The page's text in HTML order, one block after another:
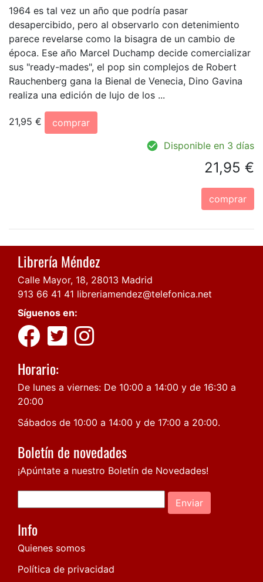
1964 es tal vez un año que podría pasar
desapercibido, pero al observarlo con detenimiento
parece revelarse como la bisagra de un cambio de
época. Ese año Marcel Duchamp decide comercializar
sus "ready-mades", el pop sin complejos de Robert
Rauchenberg gana la Bienal de Venecia, Dino Gavina
realiza una edición de lujo de los ...
21,95 €
comprar
Disponible en 3 días
21,95 €
comprar
Librería Méndez
Calle Mayor, 18, 28013 Madrid
913 66 41 41 libreriamendez@telefonica.net
Síguenos en:
Horario:
De lunes a viernes: De 10:00 a 14:00 y de 16:30 a
20:00
Sábados de 10:00 a 14:00 y de 17:00 a 20:00.
Boletín de novedades
¡Apúntate a nuestro Boletín de Novedades!
Enviar
Info
Quienes somos
Política de privacidad